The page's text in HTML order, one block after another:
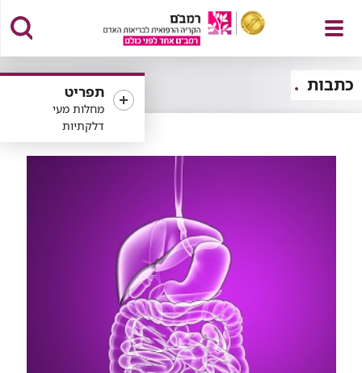
פתח
תפריט
תפריט
מחלות מעי
דלקתיות
כתבות